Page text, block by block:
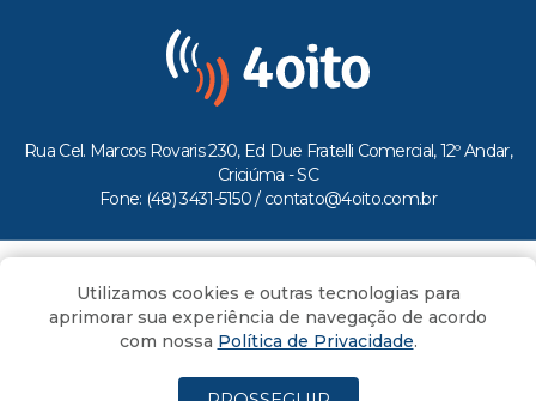
Rua Cel. Marcos Rovaris 230, Ed Due Fratelli Comercial, 12º Andar,
Criciúma - SC
Fone: (48) 3431-5150 / contato@4oito.com.br
Todos os direitos reservados ao Portal 4oito
Utilizamos cookies e outras tecnologias para
aprimorar sua experiência de navegação de acordo
com nossa Política de Privacidade.